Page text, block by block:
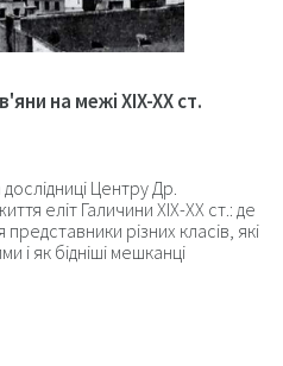
на межі XIX-XX ст.
дослідниці Центру Др.
еліт Галичини XIX-XX ст.: де
різних класів, які
і як бідніші мешканці